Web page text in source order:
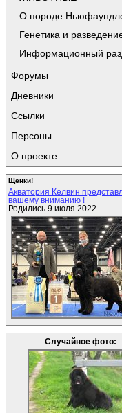
О породе
Генетика и
Информационный
Форумы
Дневники
Ссылки
Персоны
О проекте
Щенки!
Акватория Келвин
вашему вниманию !
Родились 9 июля 2022
Случайное фото: